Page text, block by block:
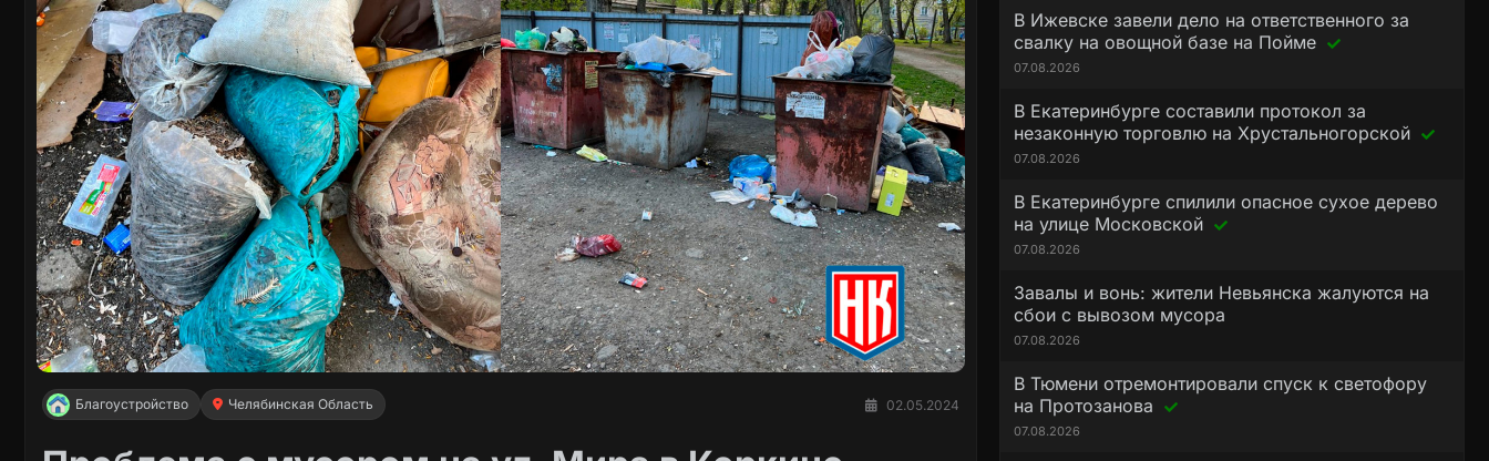
Благоустройство Челябинская Область 02.05.2024
В Ижевске завели дело на ответственного за
свалку на овощной базе на Пойме
07.08.2026
В Екатеринбурге составили протокол за
незаконную торговлю на Хрустальногорской
07.08.2026
В Екатеринбурге спилили опасное сухое дерево
на улице Московской
07.08.2026
Завалы и вонь: жители Невьянска жалуются на
сбои с вывозом мусора
07.08.2026
В Тюмени отремонтировали спуск к светофору
на Протозанова
07.08.2026